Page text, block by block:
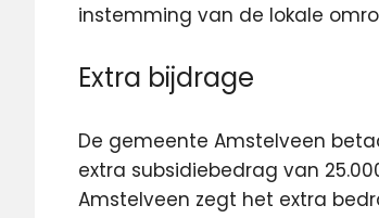
instemming van de lokale
Extra bijdrage
De gemeente Amstelveen
extra subsidiebedrag van
Amstelveen zegt het extra